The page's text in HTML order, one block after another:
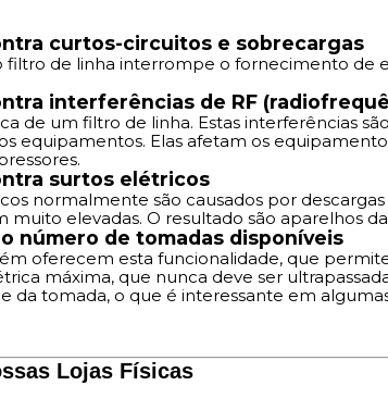
curtos-circuitos e sobrecargas
filtro de linha interrompe o fornecimento
interferências de RF
de um filtro de linha. Estas interferências
equipamentos. Elas afetam os
surtos elétricos
normalmente são causados por
muito elevadas. O resultado são aparelhos
número de tomadas disponíveis
oferecem esta funcionalidade, que
máxima, que nunca deve ser
da tomada, o que é interessante em
Lojas Físicas